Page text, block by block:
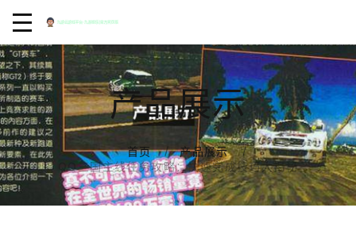
产品展示
首页
产品展示
QQ三国主线任务攻略：快速完成技巧大揭秘